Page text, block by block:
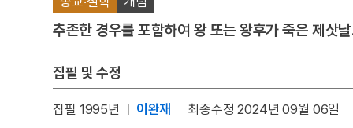
추존한 경우를 포함하여 왕 또는 왕후가 죽은 제삿
집필 및 수정
집필 1995년 이완재 최종수정 2024년 09월 06일